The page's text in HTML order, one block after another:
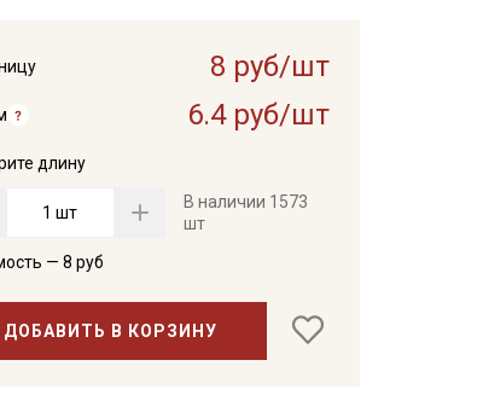
8 руб/шт
6.4 руб/шт
длину
шт
В наличии 1573
шт
— 8 руб
ДОБАВИТЬ В КОРЗИНУ